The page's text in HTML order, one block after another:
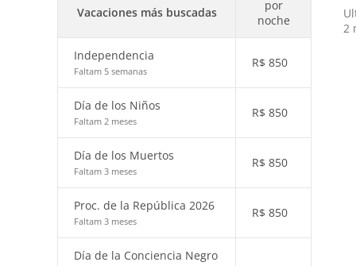
Vacaciones más buscadas
por
noche
Independencia
Faltam 5 semanas
R$ 850
Día de los Niños
Faltam 2 meses
R$ 850
Día de los Muertos
Faltam 3 meses
R$ 850
Proc. de la República 2026
Faltam 3 meses
R$ 850
Día de la Conciencia Negro
2